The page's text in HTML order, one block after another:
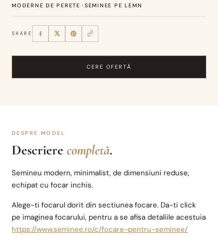
MODERNE DE PERETE · SEMINEE PE LEMN
SHARE
CERE OFERTĂ
DESPRE MODEL
Descriere completă.
Semineu modern, minimalist, de dimensiuni reduse,
echipat cu focar inchis.
Alege-ti focarul dorit din sectiunea focare. Da-ti click
pe imaginea focarului, pentru a se afisa detaliile acestuia
https://www.seminee.ro/c/focare-pentru-seminee/